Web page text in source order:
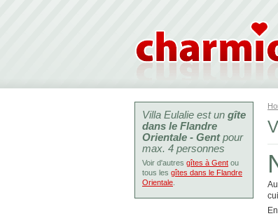
Villa Eulalie est un gîte
dans le Flandre
Orientale - Gentpour
max. 4 personnes
Voir d'autres gîtes à Gent ou
tous les gîtes dans le Flandre
Orientale